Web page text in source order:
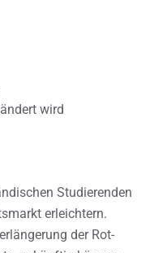
wird
Studierenden
erleichtern.
der Rot-